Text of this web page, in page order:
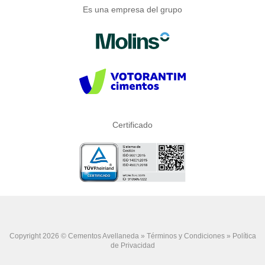
Es una empresa del grupo
Certificado
Copyright 2026 © Cementos Avellaneda » Términos y Condiciones» Política
de Privacidad